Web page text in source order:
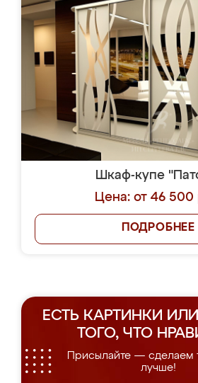
Шкаф-купе
Цена: от 46 500
ПОДРОБНЕЕ
ЕСТЬ КАРТИНКИ
ТОГО, ЧТО
Присылайте — сделаем
лучше!